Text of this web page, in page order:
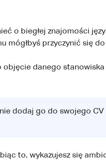
o biegłej znajomości
mógłbyś przyczynić się
danego stanowiska
dodaj go do swojego
to, wykazujesz się